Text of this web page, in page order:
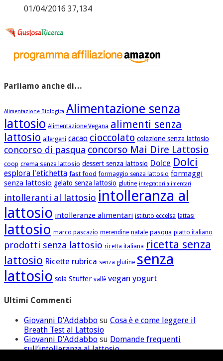
01/04/2016 37,134
Parliamo anche di…
Alimentazione Biologica Alimentazione senza
lattosio Alimentazione Vegana alimenti senza
lattosio allergeni cacao cioccolato colazione senza lattosio
concorso di pasqua concorso Mai Dire Lattosio
coop crema senza lattosio dessert senza lattosio Dolce Dolci
esplora l'etichetta fast food formaggio senza lattosio formaggi
senza lattosio gelato senza lattosio glutine integratori alimentari
intolleranti al lattosio intolleranza al
lattosio intolleranze alimentari istituto eccelsa lattasi
lattosio marco pascazio merendine natale pasqua piatto italiano
prodotti senza lattosio ricetta italiana ricetta senza
lattosio Ricette rubrica senza glutine senza
lattosio soia Stuffer vallè vegan yogurt
Ultimi Commenti
Giovanni D'Addabbo su Cosa è e come leggere il
Breath Test al Lattosio
Giovanni D'Addabbo su Domande frequenti
sull’intolleranza al lattosio